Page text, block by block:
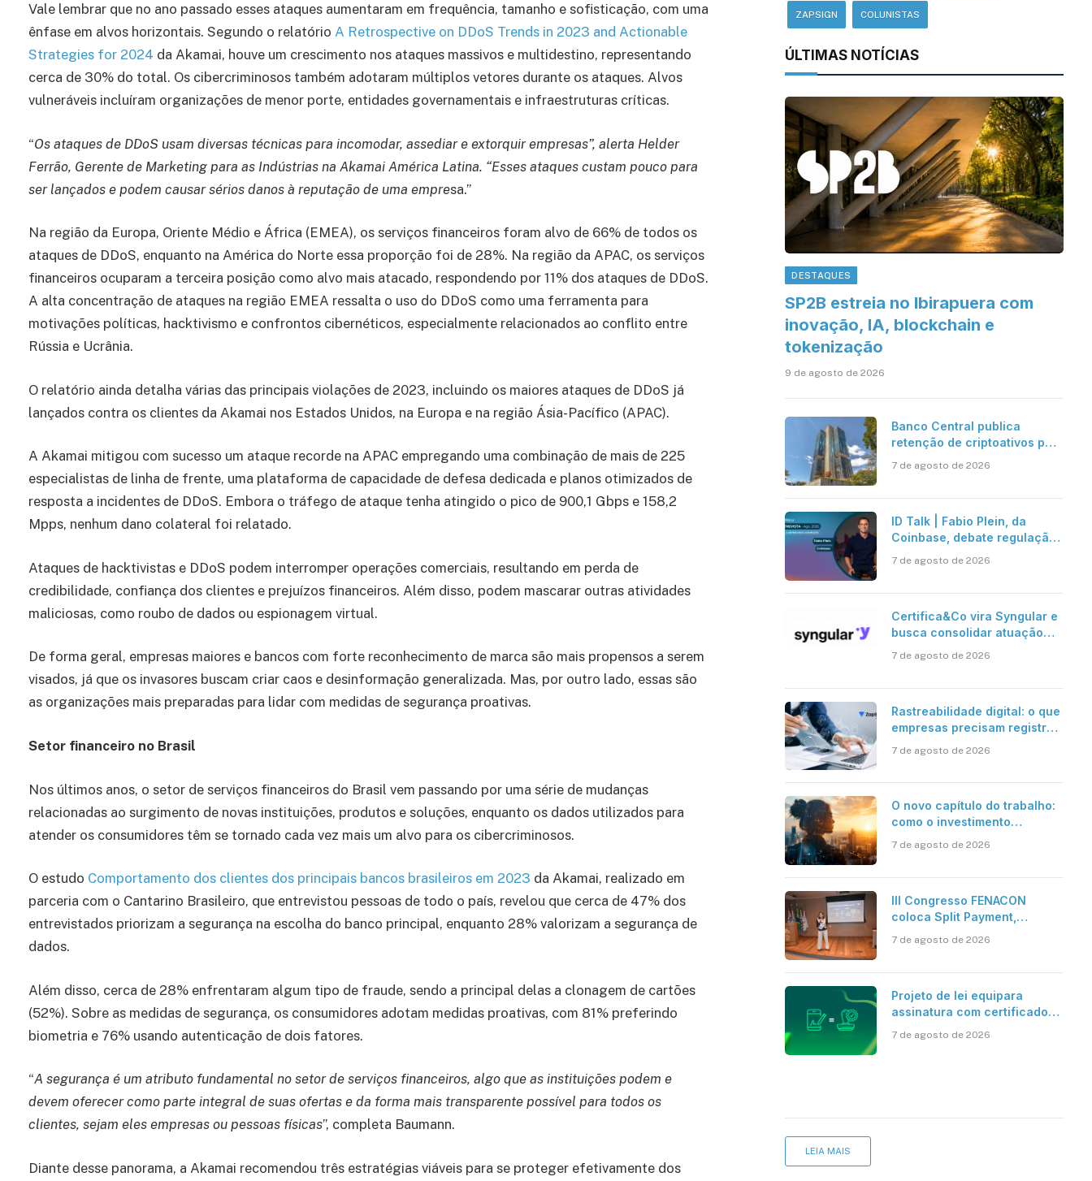
Vale lembrar que no ano passado esses ataques aumentaram em frequência, tamanho e sofisticação, com uma
ênfase em alvos horizontais. Segundo o relatório A Retrospective on DDoS Trends in 2023 and Actionable
Strategies for 2024 da Akamai, houve um crescimento nos ataques massivos e multidestino, representando
cerca de 30% do total. Os cibercriminosos também adotaram múltiplos vetores durante os ataques. Alvos
vulneráveis incluíram organizações de menor porte, entidades governamentais e infraestruturas críticas.
“Os ataques de DDoS usam diversas técnicas para incomodar, assediar e extorquir empresas”, alerta Helder
Ferrão, Gerente de Marketing para as Indústrias na Akamai América Latina. “Esses ataques custam pouco para
ser lançados e podem causar sérios danos à reputação de uma empresa.”
Na região da Europa, Oriente Médio e África (EMEA), os serviços financeiros foram alvo de 66% de todos os
ataques de DDoS, enquanto na América do Norte essa proporção foi de 28%. Na região da APAC, os serviços
financeiros ocuparam a terceira posição como alvo mais atacado, respondendo por 11% dos ataques de DDoS.
A alta concentração de ataques na região EMEA ressalta o uso do DDoS como uma ferramenta para
motivações políticas, hacktivismo e confrontos cibernéticos, especialmente relacionados ao conflito entre
Rússia e Ucrânia.
O relatório ainda detalha várias das principais violações de 2023, incluindo os maiores ataques de DDoS já
lançados contra os clientes da Akamai nos Estados Unidos, na Europa e na região Ásia-Pacífico (APAC).
A Akamai mitigou com sucesso um ataque recorde na APAC empregando uma combinação de mais de 225
especialistas de linha de frente, uma plataforma de capacidade de defesa dedicada e planos otimizados de
resposta a incidentes de DDoS. Embora o tráfego de ataque tenha atingido o pico de 900,1 Gbps e 158,2
Mpps, nenhum dano colateral foi relatado.
Ataques de hacktivistas e DDoS podem interromper operações comerciais, resultando em perda de
credibilidade, confiança dos clientes e prejuízos financeiros. Além disso, podem mascarar outras atividades
maliciosas, como roubo de dados ou espionagem virtual.
De forma geral, empresas maiores e bancos com forte reconhecimento de marca são mais propensos a serem
visados, já que os invasores buscam criar caos e desinformação generalizada. Mas, por outro lado, essas são
as organizações mais preparadas para lidar com medidas de segurança proativas.
Setor financeiro no Brasil
Nos últimos anos, o setor de serviços financeiros do Brasil vem passando por uma série de mudanças
relacionadas ao surgimento de novas instituições, produtos e soluções, enquanto os dados utilizados para
atender os consumidores têm se tornado cada vez mais um alvo para os cibercriminosos.
O estudo Comportamento dos clientes dos principais bancos brasileiros em 2023 da Akamai, realizado em
parceria com o Cantarino Brasileiro, que entrevistou pessoas de todo o país, revelou que cerca de 47% dos
entrevistados priorizam a segurança na escolha do banco principal, enquanto 28% valorizam a segurança de
dados.
Além disso, cerca de 28% enfrentaram algum tipo de fraude, sendo a principal delas a clonagem de cartões
(52%). Sobre as medidas de segurança, os consumidores adotam medidas proativas, com 81% preferindo
biometria e 76% usando autenticação de dois fatores.
“A segurança é um atributo fundamental no setor de serviços financeiros, algo que as instituições podem e
devem oferecer como parte integral de suas ofertas e da forma mais transparente possível para todos os
clientes, sejam eles empresas ou pessoas físicas”, completa Baumann.
Diante desse panorama, a Akamai recomendou três estratégias viáveis para se proteger efetivamente dos
ZAPSIGN COLUNISTAS
ÚLTIMAS NOTÍCIAS
DESTAQUES
SP2B estreia no Ibirapuera com
inovação, IA, blockchain e
tokenização
9 de agosto de 2026
Banco Central publica
retenção de criptoativos por
vigor em 2027
7 de agosto de 2026
ID Talk | Fabio Plein, da
Coinbase, debate regulação,
7 de agosto de 2026
Certifica&Co vira Syngular e
busca consolidar atuação
7 de agosto de 2026
Rastreabilidade digital: o que
empresas precisam registrar
7 de agosto de 2026
O novo capítulo do trabalho:
como o investimento
científica revela a
7 de agosto de 2026
III Congresso FENACON
coloca Split Payment,
centro dos debates
7 de agosto de 2026
Projeto de lei equipara
assinatura com certificado
reconhecimento de firma em
7 de agosto de 2026
LEIA MAIS